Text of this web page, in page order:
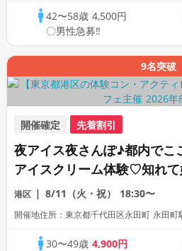
42〜58歳4,500円
〇男性急募‼
9名突破
開催確定 先着割引
夜アイス夜さんぽ♪都内でこ
アイスクリーム体験♡知れて
デートスポット散策★全員と
紀尾井町ナイトデートコン♪
港区 8/11（火・祝） 18:30〜
開催地住所：東京都千代田区永田町 永田町
30〜49歳4,900円